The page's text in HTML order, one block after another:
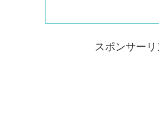
スポンサーリ